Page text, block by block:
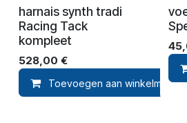
harnais synth tradi
Racing Tack
kompleet
528,00 €
Toevoegen aan winkelmandje